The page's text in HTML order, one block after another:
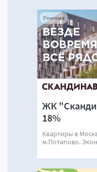
ЖК
18%
Квартиры в
м.Потапово.
Реклама